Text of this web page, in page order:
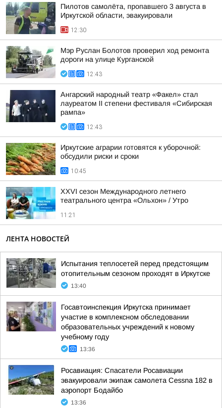
Пилотов самолёта, пропавшего 3 августа в
Иркутской области, эвакуировали
12:30
Мэр Руслан Болотов проверил ход ремонта
дороги на улице Курганской
12:43
Ангарский народный театр «Факел» стал
лауреатом II степени фестиваля «Сибирская
рампа»
12:43
Иркутские аграрии готовятся к уборочной:
обсудили риски и сроки
10:45
XXVI сезон Международного летнего
театрального центра «Ольхон» / Утро
11:21
ЛЕНТА НОВОСТЕЙ
Испытания теплосетей перед предстоящим
отопительным сезоном проходят в Иркутске
13:40
Госавтоинспекция Иркутска принимает
участие в комплексном обследовании
образовательных учреждений к новому
учебному году
13:36
Росавиация: Спасатели Росавиации
эвакуировали экипаж самолета Cessna 182 в
аэропорт Бодайбо
13:36